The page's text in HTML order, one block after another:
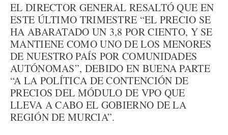
EL DIRECTOR GENERAL RESALTÓ QUE EN
ESTE ÚLTIMO TRIMESTRE “EL PRECIO SE
HA ABARATADO UN 3,8 POR CIENTO, Y SE
MANTIENE COMO UNO DE LOS MENORES
DE NUESTRO PAÍS POR COMUNIDADES
AUTÓNOMAS”, DEBIDO EN BUENA PARTE
“A LA POLÍTICA DE CONTENCIÓN DE
PRECIOS DEL MÓDULO DE VPO QUE
LLEVA A CABO EL GOBIERNO DE LA
REGIÓN DE MURCIA”.